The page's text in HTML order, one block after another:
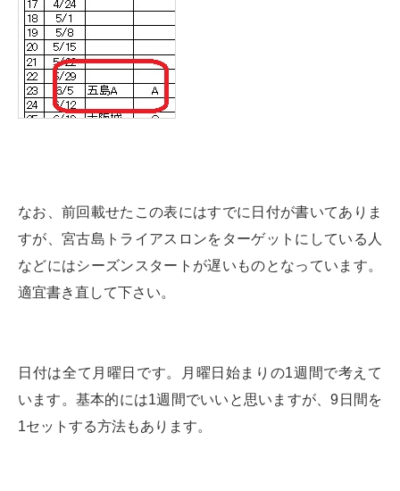
なお、前回載せたこの表にはすでに日付が書いてありま
すが、宮古島トライアスロンをターゲットにしている人
などにはシーズンスタートが遅いものとなっています。
適宜書き直して下さい。
日付は全て月曜日です。月曜日始まりの1週間で考えて
います。基本的には1週間でいいと思いますが、9日間を
1セットする方法もあります。